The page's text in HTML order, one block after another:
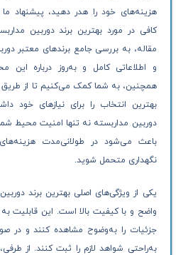
هزینه‌های خود را هدر دهید، پیشنهاد
کافی در مورد بهترین برند دوربین
مقاله، به بررسی جامع برندهای معتبر
و اطلاعاتی کامل و به‌روز درباره این
همچنین، به شما کمک می‌کنیم تا از طریق
بهترین انتخاب را برای نیازهای خود
دوربین مداربسته نه تنها امنیت محیط
باعث می‌شود در طولانی‌مدت
نگهداری متحمل شوید.
یکی از ویژگی‌های اصلی بهترین برند
واضح و با کیفیت بالا است. این قابلیت به
جزئیات را به‌وضوح مشاهده کنند و در
به‌راحتی شواهد لازم را ثبت کنند. از